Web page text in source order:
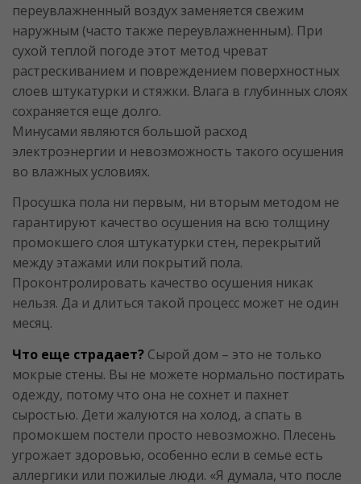
переувлажненный воздух заменяется свежим
наружным (часто также переувлажненным). При
сухой теплой погоде этот метод чреват
растрескиванием и повреждением поверхностных
слоев штукатурки и стяжки. Влага в глубинных слоях
сохраняется еще долго.
Минусами являются большой расход
электроэнергии и невозможность такого осушения
во влажных условиях.
Просушка пола ни первым, ни вторым методом не
гарантируют качество осушения на всю толщину
промокшего слоя штукатурки стен, перекрытий
между этажами или покрытий пола.
Проконтролировать качество осушения никак
нельзя. Да и длиться такой процесс может не один
месяц.
Что еще страдает? Сырой дом – это не только
мокрые стены. Вы не можете нормально постирать
одежду, потому что она не сохнет и пахнет
сыростью. Дети жалуются на холод, а спать в
промокшем постели просто невозможно. Плесень
угрожает здоровью, особенно если в семье есть
аллергики или пожилые люди. «Я думала, что после